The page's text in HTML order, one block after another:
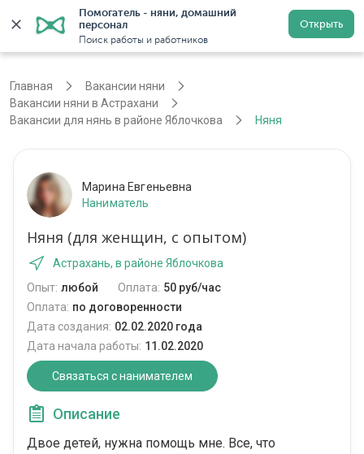
Помогатель - няни, домашний
персонал
Поиск работы и работников
Открыть
Астрахань Регистрация
Главная
Вакансии няни
Вакансии няни в Астрахани
Вакансии для нянь в районе Яблочкова
Няня
Марина Евгеньевна
Наниматель
Няня (для женщин, с опытом)
Астрахань, в районе Яблочкова
Опыт: любой Оплата: 50 руб/час
Оплата: по договоренности
Дата создания: 02.02.2020 года
Дата начала работы: 11.02.2020
Связаться с нанимателем
Описание
Двое детей, нужна помощь мне. Все, что